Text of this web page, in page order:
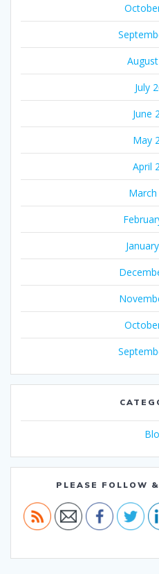
July
June
May
April
PLEASE FOLLOW